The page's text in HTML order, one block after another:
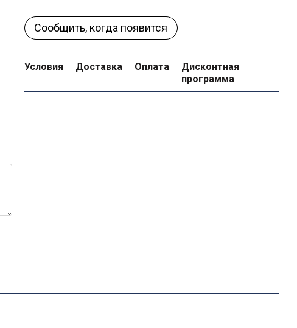
Сообщить, когда появится
Условия Доставка Оплата
Дисконтная
программа